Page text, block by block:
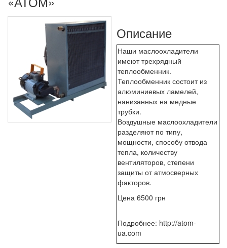
Описание
Наши маслоохладители
имеют трехрядный
теплообменник.
Теплообменник состоит из
алюминиевых ламелей,
нанизанных на медные
трубки.
Воздушные маслоохладители
разделяют по типу,
мощности, способу отвода
тепла, количеству
вентиляторов, степени
защиты от атмосверных
факторов.
Цена 6500 грн
Подробнее: http://atom-
ua.com